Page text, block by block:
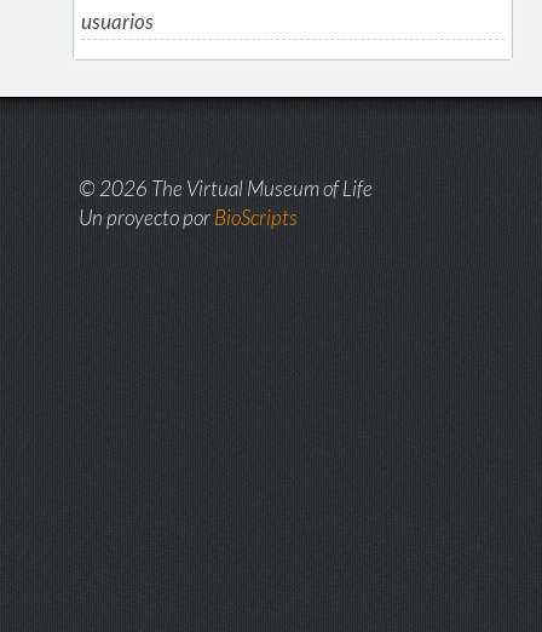
usuarios
© 2026 The Virtual Museum of Life
Un proyecto porBioScripts